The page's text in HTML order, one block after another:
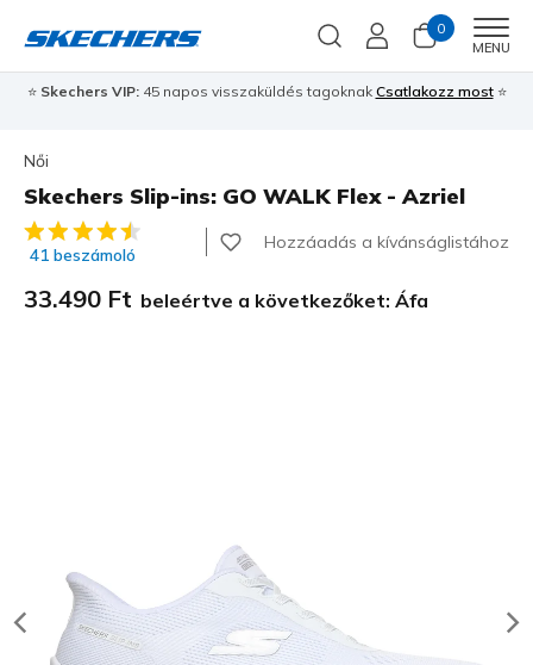
0
MENU
⭐ Skechers VIP:45 napos visszaküldés tagoknak Csatlakozz most⭐
Női
Skechers Slip-ins: GO WALK Flex - Azriel
3,7 az 5-ből ügyfélértékelés
41 beszámoló
Hozzáadás a kívánságlistához
33.490 Ft beleértve a következőket: Áfa